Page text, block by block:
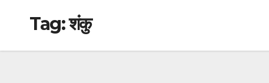
Tag:शंकु